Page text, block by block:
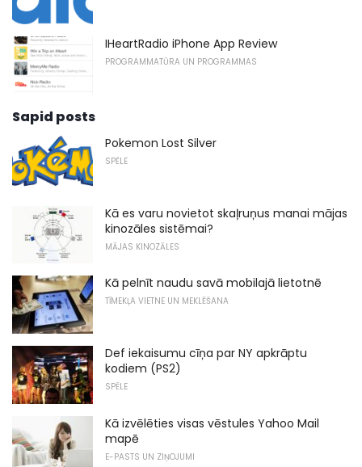
IHeartRadio iPhone App Review
PROGRAMMATŪRA UN PROGRAMMAS
Sapid posts
Pokemon Lost Silver
SPĒLE
Kā es varu novietot skaļruņus manai mājas
kinozāles sistēmai?
MĀJAS KINOZĀLES
Kā pelnīt naudu savā mobilajā lietotnē
TĪMEKĻA VIETNE UN MEKLĒŠANA
Def iekaisumu cīņa par NY apkrāptu
kodiem (PS2)
SPĒLE
Kā izvēlēties visas vēstules Yahoo Mail
mapē
E-PASTS UN ZIŅOJUMI